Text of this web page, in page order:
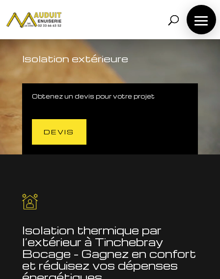
Lecteur
Isolation extérieure
Obtenez un devis pour votre projet
DEVIS
Isolation thermique par
l’extérieur à Tinchebray
Bocage – Gagnez en confort
et réduisez vos dépenses